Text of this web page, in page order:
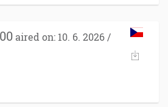
aired on: 10. 6. 2026 /